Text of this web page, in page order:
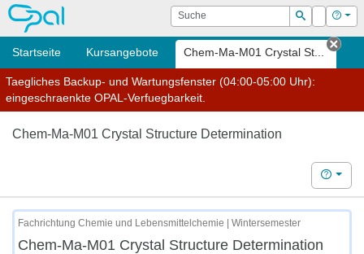
OPAL Suche
Suchen
Login Hilfe
Startseite Kursangebote Chem-Ma-M01 Crystal St...
Tab
Taegliches Backup- und Wartungsfenster (04:00-05:00 Uhr):
eingeschraenkte OPAL-Verfuegbarkeit.
Chem-Ma-M01 Crystal Structure Determination
Hilfe
Fachrichtung Chemie und Lebensmittelchemie | Wintersemester
Chem-Ma-M01 Crystal Structure Determination